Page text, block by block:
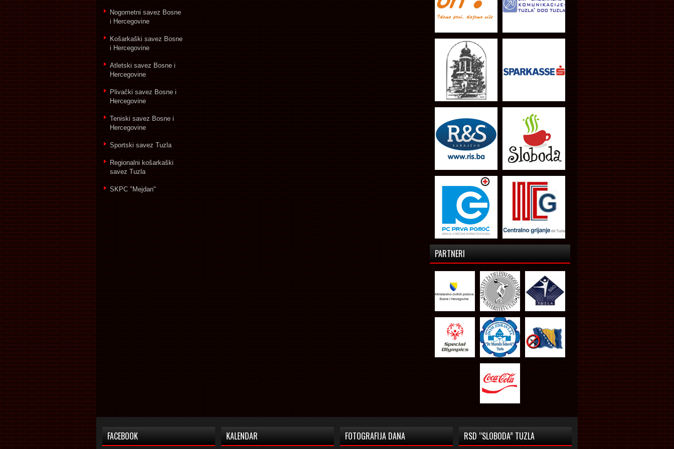
Nogometni savez Bosne
i Hercegovine
Košarkaški savez Bosne
i Hercegovine
Atletski savez Bosne i
Hercegovine
Plivački savez Bosne i
Hercegovine
Teniski savez Bosne i
Hercegovine
Sportski savez Tuzla
Regionalni košarkaški
savez Tuzla
SKPC "Mejdan"
PARTNERI
FACEBOOK KALENDAR FOTOGRAFIJA DANA RSD “SLOBODA” TUZLA